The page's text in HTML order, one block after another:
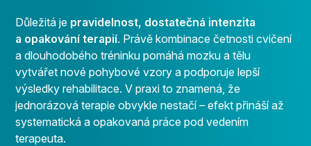
Důležitá je pravidelnost, dostatečná intenzita
a opakování terapií. Právě kombinace četnosti cvičení
a dlouhodobého tréninku pomáhá mozku a tělu
vytvářet nové pohybové vzory a podporuje lepší
výsledky rehabilitace. V praxi to znamená, že
jednorázová terapie obvykle nestačí – efekt přináší až
systematická a opakovaná práce pod vedením
terapeuta.